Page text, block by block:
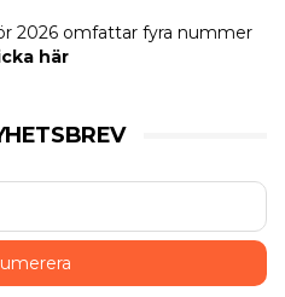
2026 omfattar fyra nummer
här